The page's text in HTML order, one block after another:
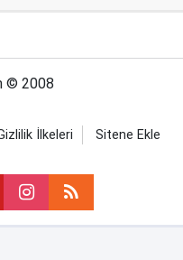
© 2008
İlkeleri Sitene Ekle